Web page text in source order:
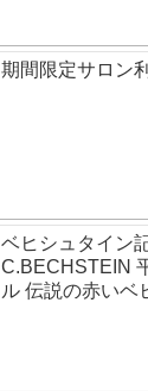
期間限定サロン
ベヒシュタイン
C.BECHSTEIN
ル 伝説の赤いベ